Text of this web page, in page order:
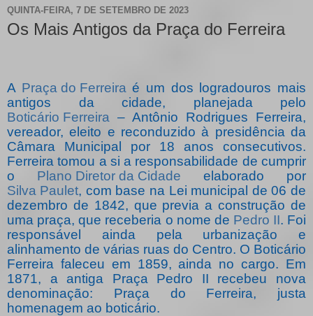
QUINTA-FEIRA, 7 DE SETEMBRO DE 2023
Os Mais Antigos da Praça do Ferreira
A Praça do Ferreira é um dos logradouros mais
antigos da cidade, planejada pelo
Boticário Ferreira – Antônio Rodrigues Ferreira,
vereador, eleito e reconduzido à presidência da
Câmara Municipal por 18 anos consecutivos.
Ferreira tomou a si a responsabilidade de cumprir
o Plano Diretor da Cidade elaborado por
Silva Paulet, com base na Lei municipal de 06 de
dezembro de 1842, que previa a construção de
uma praça, que receberia o nome de Pedro II. Foi
responsável ainda pela urbanização e
alinhamento de várias ruas do Centro. O Boticário
Ferreira faleceu em 1859, ainda no cargo. Em
1871, a antiga Praça Pedro II recebeu nova
denominação: Praça do Ferreira, justa
homenagem ao boticário.